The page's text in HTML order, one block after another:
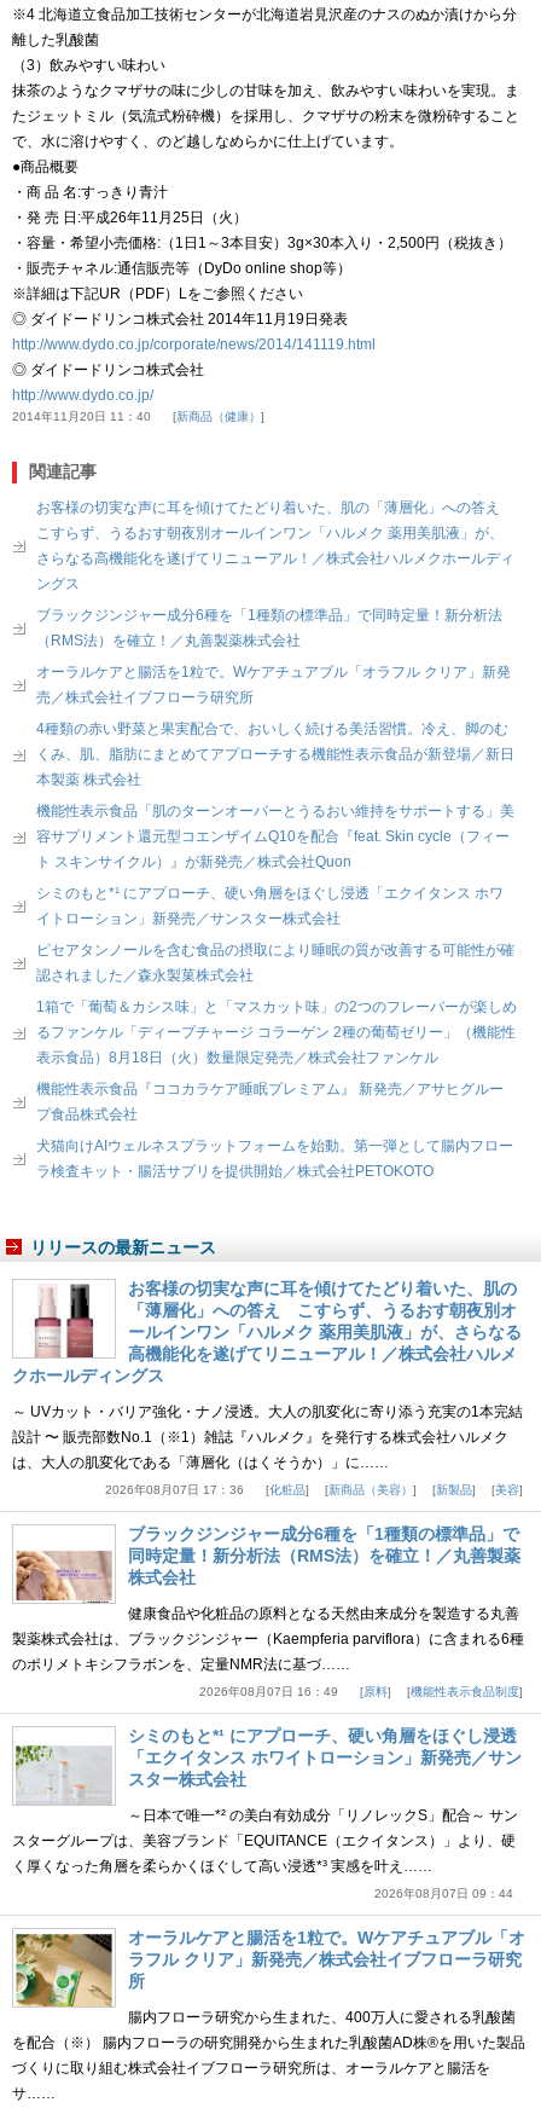
※4 北海道立食品加工技術センターが北海道岩見沢産のナスのぬか漬けから分
離した乳酸菌
（3）飲みやすい味わい
抹茶のようなクマザサの味に少しの甘味を加え、飲みやすい味わいを実現。ま
たジェットミル（気流式粉砕機）を採用し、クマザサの粉末を微粉砕すること
で、水に溶けやすく、のど越しなめらかに仕上げています。
●商品概要
・商 品 名:すっきり青汁
・発 売 日:平成26年11月25日（火）
・容量・希望小売価格:（1日1～3本目安）3g×30本入り・2,500円（税抜き）
・販売チャネル:通信販売等（DyDo online shop等）
※詳細は下記UR（PDF）Lをご参照ください
◎ ダイドードリンコ株式会社 2014年11月19日発表
http://www.dydo.co.jp/corporate/news/2014/141119.html
◎ ダイドードリンコ株式会社
http://www.dydo.co.jp/
2014年11月20日 11：40 新商品（健康）
関連記事
お客様の切実な声に耳を傾けてたどり着いた、肌の「薄層化」への答え
こすらず、うるおす朝夜別オールインワン「ハルメク 薬用美肌液」が、
さらなる高機能化を遂げてリニューアル！／株式会社ハルメクホールディ
ングス
ブラックジンジャー成分6種を「1種類の標準品」で同時定量！新分析法
（RMS法）を確立！／丸善製薬株式会社
オーラルケアと腸活を1粒で。Wケアチュアブル「オラフル クリア」新発
売／株式会社イブフローラ研究所
4種類の赤い野菜と果実配合で、おいしく続ける美活習慣。冷え、脚のむ
くみ、肌、脂肪にまとめてアプローチする機能性表示食品が新登場／新日
本製薬 株式会社
機能性表示食品「肌のターンオーバーとうるおい維持をサポートする」美
容サプリメント還元型コエンザイムQ10を配合『feat. Skin cycle（フィー
ト スキンサイクル）』が新発売／株式会社Quon
シミのもと*¹ にアプローチ、硬い角層をほぐし浸透「エクイタンス ホワ
イトローション」新発売／サンスター株式会社
ピセアタンノールを含む食品の摂取により睡眠の質が改善する可能性が確
認されました／森永製菓株式会社
1箱で「葡萄＆カシス味」と「マスカット味」の2つのフレーバーが楽しめ
るファンケル「ディープチャージ コラーゲン 2種の葡萄ゼリー」（機能性
表示食品）8月18日（火）数量限定発売／株式会社ファンケル
機能性表示食品『ココカラケア睡眠プレミアム』 新発売／アサヒグルー
プ食品株式会社
犬猫向けAIウェルネスプラットフォームを始動。第一弾として腸内フロー
ラ検査キット・腸活サプリを提供開始／株式会社PETOKOTO
リリースの最新ニュース
お客様の切実な声に耳を傾けてたどり着いた、肌の
「薄層化」への答え こすらず、うるおす朝夜別オ
ールインワン「ハルメク 薬用美肌液」が、さらなる
高機能化を遂げてリニューアル！／株式会社ハルメ
クホールディングス
～ UVカット・バリア強化・ナノ浸透。大人の肌変化に寄り添う充実の1本完結
設計 〜 販売部数No.1（※1）雑誌『ハルメク』を発行する株式会社ハルメク
は、大人の肌変化である「薄層化（はくそうか）」に……
2026年08月07日 17：36 化粧品 新商品（美容） 新製品 美容
ブラックジンジャー成分6種を「1種類の標準品」で
同時定量！新分析法（RMS法）を確立！／丸善製薬
株式会社
健康食品や化粧品の原料となる天然由来成分を製造する丸善
製薬株式会社は、ブラックジンジャー（Kaempferia parviflora）に含まれる6種
のポリメトキシフラボンを、定量NMR法に基づ……
2026年08月07日 16：49 原料 機能性表示食品制度
シミのもと*¹ にアプローチ、硬い角層をほぐし浸透
「エクイタンス ホワイトローション」新発売／サン
スター株式会社
～日本で唯一*² の美白有効成分「リノレックS」配合～ サン
スターグループは、美容ブランド「EQUITANCE（エクイタンス）」より、硬
く厚くなった角層を柔らかくほぐして高い浸透*³ 実感を叶え……
2026年08月07日 09：44
オーラルケアと腸活を1粒で。Wケアチュアブル「オ
ラフル クリア」新発売／株式会社イブフローラ研究
所
腸内フローラ研究から生まれた、400万人に愛される乳酸菌
を配合（※） 腸内フローラの研究開発から生まれた乳酸菌AD株®を用いた製品
づくりに取り組む株式会社イブフローラ研究所は、オーラルケアと腸活を
サ……